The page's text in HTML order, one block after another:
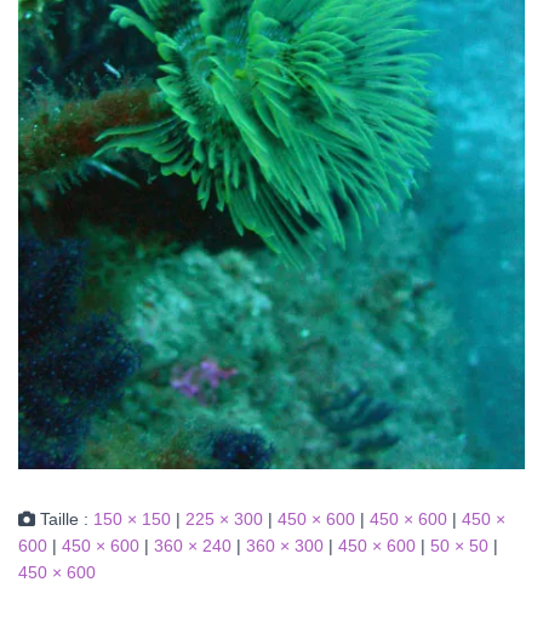
Taille : 150 × 150 | 225 × 300 | 450 × 600 | 450 × 600 | 450 ×
600 | 450 × 600 | 360 × 240 | 360 × 300 | 450 × 600 | 50 × 50 |
450 × 600